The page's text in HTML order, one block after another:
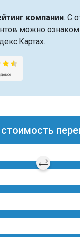
компании. С
можно